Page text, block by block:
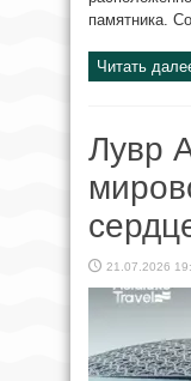
памятника.
Читать
Лувр
21.07.2026